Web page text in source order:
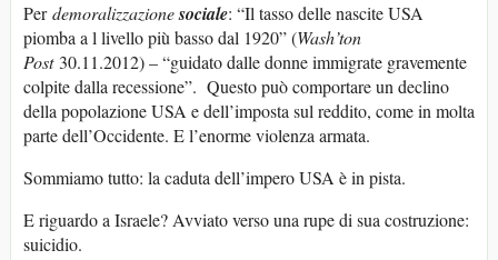
Perdemoralizzazionesociale: “Il tasso delle nascite USA
piomba a l livello più basso dal 1920” (Wash’ton
Post30.11.2012) – “guidato dalle donne immigrate gravemente
colpite dalla recessione”. Questo può comportare un declino
della popolazione USA e dell’imposta sul reddito, come in molta
parte dell’Occidente. E l’enorme violenza armata.
Sommiamo tutto: la caduta dell’impero USA è in pista.
E riguardo a Israele? Avviato verso una rupe di sua costruzione:
suicidio.